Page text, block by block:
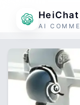
HeiChat
AI